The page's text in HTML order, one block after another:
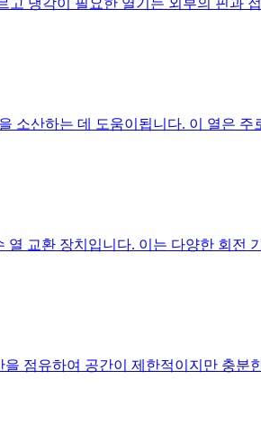
냉각이 필요한 열기는 외부의 핀과
산하는 데 도움이됩니다. 이 열은
교환 장치입니다. 이는 다양한 회전
점유하여 공간이 제한적이지만 충